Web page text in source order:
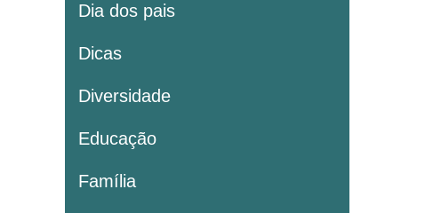
Dia dos pais
Dicas
Diversidade
Educação
Família